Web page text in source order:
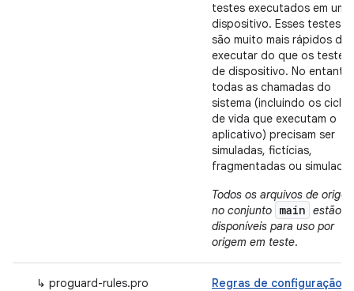
testes executados em um
dispositivo. Esses testes
são muito mais rápidos de
executar do que os testes
de dispositivo. No entanto,
todas as chamadas do
sistema (incluindo os ciclos
de vida que executam o
aplicativo) precisam ser
simuladas, fictícias,
fragmentadas ou
Todos os arquivos de
no conjunto main estão
disponíveis para uso por
origem em teste.
↳ proguard-rules.pro
Regras de configuração